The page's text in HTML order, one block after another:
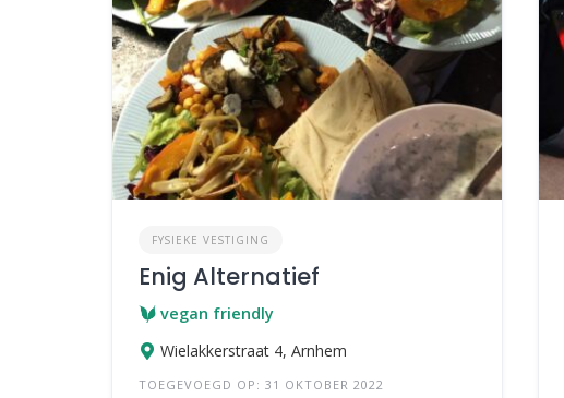
FYSIEKE VESTIGING
Enig Alternatief
vegan friendly
Wielakkerstraat 4, Arnhem
TOEGEVOEGD OP: 31 OKTOBER 2022